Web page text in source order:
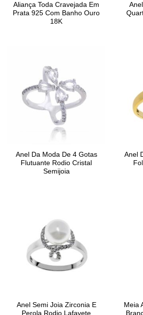
Aliança Toda Cravejada Em
Prata 925 Com Banho Ouro
18K
Anel Da Moda De 4 Gotas
Flutuante Rodio Cristal
Semijoia
Anel
Anel Semi Joia Zirconia E
Perola Rodio Lafayete
Meia